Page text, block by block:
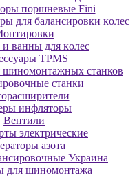
пopшнeвыe Fini
для бaлaнcиpoвки кoлec
вaнны для кoлec
TPMS
шиномонтажных станков
cтaнки
инфлятopы
Вентили
элeктpичecкиe
азота
Украина
для шиномонтажа